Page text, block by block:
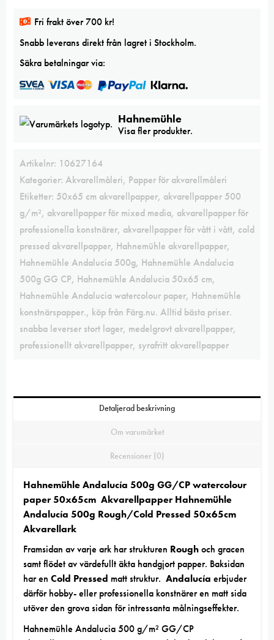
50x65cm
mängd
Fri frakt över 700 kr!
Snabb leverans direkt från lagret i Stockholm.
Säkra betalningar via:
Hahnemühle
Visa fler produkter.
Artikelnr: 10627164
Kategorier: Akvarellmåleri, Papper för akvarellmåleri
Etiketter: 50x65 cm akvarellpapper, akvarellpapper 500
g/m², akvarellpapper för mixed media, akvarellpapper för
professionella konstnärer, akvarellpapper för vått i vått, cold
pressed akvarellpapper, Hahnemühle akvarellpapper,
Hahnemühle Andalucia 500g, Hahnemühle Andalucia
500g GG CP, Hahnemühle Andalucia 50x65 cm,
Hahnemühle Andalucia watercolour paper, Hahnemühle
konstnärspapper., köp från Färg.nu. Alltid bästa priser.
snabba leverser stort lager, medelgrovt akvarellpapper,
professionellt akvarellpapper, syrafritt akvarellpapper
Detaljerad beskrivning
Om varumärket
Recensioner (0)
Hahnemühle Andalucía 500g GG/CP watercolour
paper 50x65cm Akvarellpapper Hahnemühle
Andalucía 500g Rough/Cold Pressed 50x65cm
Akvarellark
Framsidan av varje ark har strukturen Roughoch gracen
samt flödet av värdefullt äkta handgjort papper. Baksidan
har enCold Pressed matt struktur.Andalucía erbjuder
därför hobby- eller professionella konstnärer en matt sida
utöver den grova sidan för intressanta målningseffekter.
Hahnemühle Andalucia 500 g/m² GG/CP